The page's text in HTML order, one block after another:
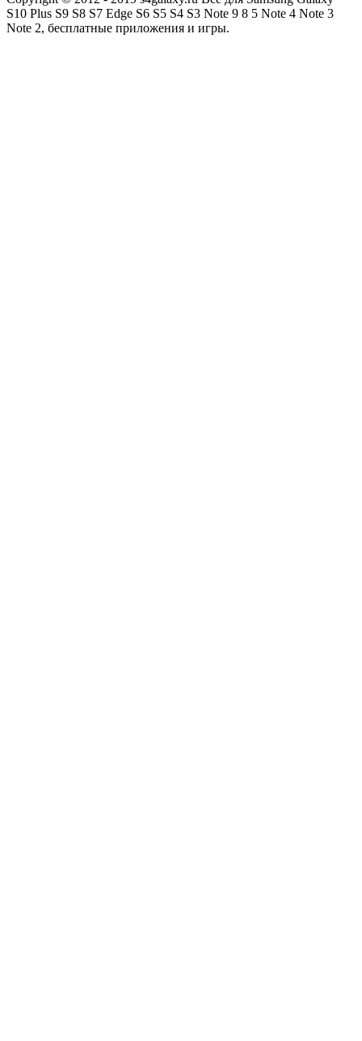
S10 Plus S9 S8 S7 Edge S6 S5 S4 S3 Note 9 8 5 Note 4 Note 3
Note 2, бесплатные приложения и игры.